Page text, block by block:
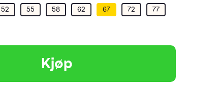
52 55 58 62 67 72 77
Kjøp